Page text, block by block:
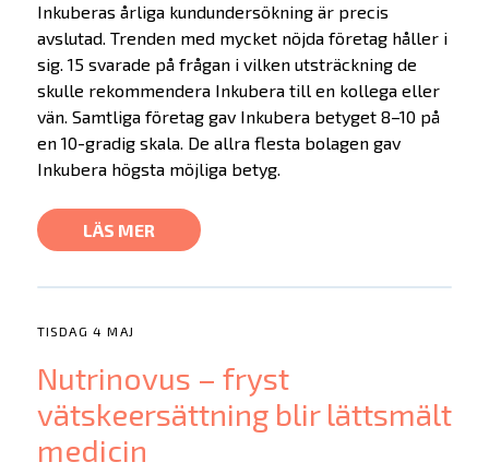
Inkuberas årliga kundundersökning är precis
avslutad. Trenden med mycket nöjda företag håller i
sig. 15 svarade på frågan i vilken utsträckning de
skulle rekommendera Inkubera till en kollega eller
vän. Samtliga företag gav Inkubera betyget 8–10 på
en 10-gradig skala. De allra flesta bolagen gav
Inkubera högsta möjliga betyg.
LÄS MER
TISDAG 4 MAJ
Nutrinovus – fryst
vätskeersättning blir lättsmält
medicin